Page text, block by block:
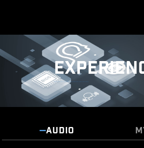
AUDIO